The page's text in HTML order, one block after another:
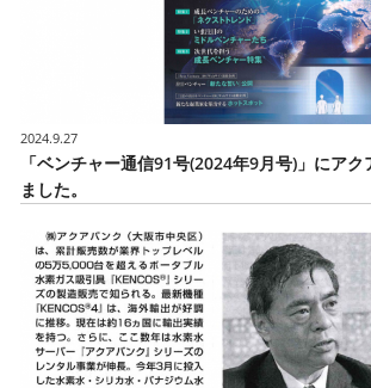
2024.9.27
「ベンチャー通信91号(2024年9月号)」にア
ました。